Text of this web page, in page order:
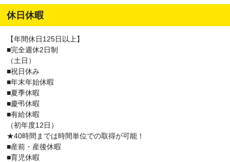
休日休暇
【年間休日125日以上】
■完全週休2日制
（土日）
■祝日休み
■年末年始休暇
■夏季休暇
■慶弔休暇
■有給休暇
（初年度12日）
★40時間までは時間単位での取得が可能！
■産前・産後休暇
■育児休暇